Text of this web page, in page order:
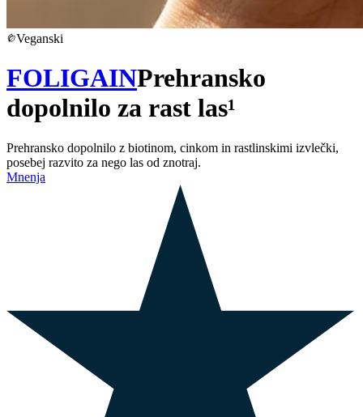
Veganski
FOLIGAINPrehransko
dopolnilo za rast las¹
Prehransko dopolnilo z biotinom, cinkom in rastlinskimi izvlečki,
posebej razvito za nego las od znotraj.
Mnenja